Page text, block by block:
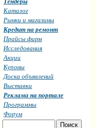
Каталог
Рынки и магазины
Кредит на ремонт
Прайсы фирм
Исследования
Акции
Купоны
Доска объявлений
Выставки
Реклама на портале
Программы
Форум